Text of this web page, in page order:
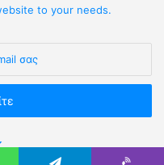
to your needs.